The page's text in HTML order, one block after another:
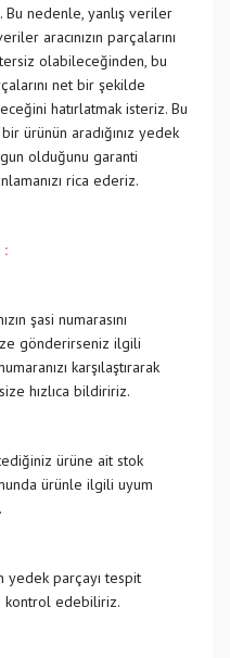
Bu nedenle, yanlış veriler
aracınızın parçalarını
olabileceğinden, bu
net bir şekilde
hatırlatmak isteriz. Bu
ürünün aradığınız yedek
olduğunu garanti
rica ederiz.
:
şasi numarasını
gönderirseniz ilgili
karşılaştırarak
hızlıca bildiririz.
ürüne ait stok
ürünle ilgili uyum
yedek parçayı tespit
kontrol edebiliriz.